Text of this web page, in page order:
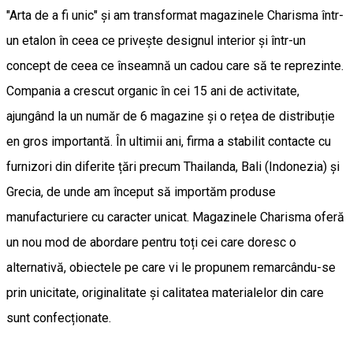
"Arta de a fi unic" și am transformat magazinele Charisma într-
un etalon în ceea ce privește designul interior și într-un
concept de ceea ce înseamnă un cadou care să te reprezinte.
Compania a crescut organic în cei 15 ani de activitate,
ajungând la un număr de 6 magazine și o rețea de distribuție
en gros importantă. În ultimii ani, firma a stabilit contacte cu
furnizori din diferite țări precum Thailanda, Bali (Indonezia) și
Grecia, de unde am început să importăm produse
manufacturiere cu caracter unicat. Magazinele Charisma oferă
un nou mod de abordare pentru toți cei care doresc o
alternativă, obiectele pe care vi le propunem remarcându-se
prin unicitate, originalitate și calitatea materialelor din care
sunt confecționate.